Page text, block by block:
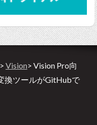
> Vision> Vision Pro向
換ツールがGitHubで